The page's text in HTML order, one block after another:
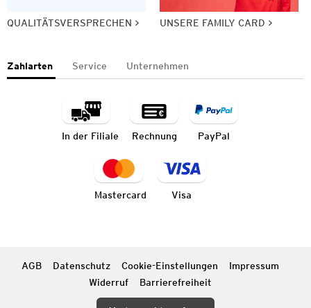
QUALITÄTSVERSPRECHEN UNSERE FAMILY CARD
Zahlarten Service Unternehmen
In der Filiale Rechnung PayPal
Mastercard Visa
AGB Datenschutz Cookie-Einstellungen
Impressum
Widerruf
Barrierefreiheit